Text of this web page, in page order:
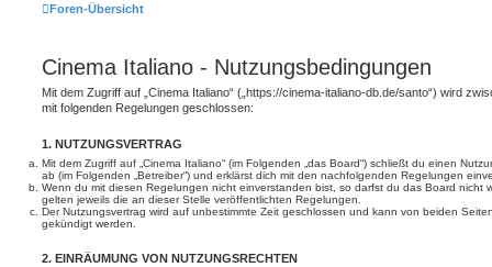
Foren-Übersicht
Cinema Italiano - Nutzungsbedingungen
Mit dem Zugriff auf „Cinema Italiano“ („https://cinema-italiano-db.de/santo“) wird
mit folgenden Regelungen geschlossen:
1. NUTZUNGSVERTRAG
Mit dem Zugriff auf „Cinema Italiano“ (im Folgenden „das Board“) schließt du einen
ab (im Folgenden „Betreiber“) und erklärst dich mit den nachfolgenden Regelungen
Wenn du mit diesen Regelungen nicht einverstanden bist, so darfst du das Board nicht
gelten jeweils die an dieser Stelle veröffentlichten Regelungen.
Der Nutzungsvertrag wird auf unbestimmte Zeit geschlossen und kann von beiden
gekündigt werden.
2. EINRÄUMUNG VON NUTZUNGSRECHTEN